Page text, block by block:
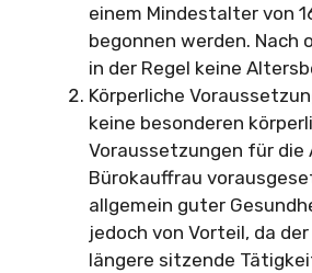
einem Mindestalter von
begonnen werden. Nach
in der Regel keine
Körperliche
keine besonderen
Voraussetzungen für die
Bürokauffrau
allgemein guter
jedoch von Vorteil, da
längere sitzende